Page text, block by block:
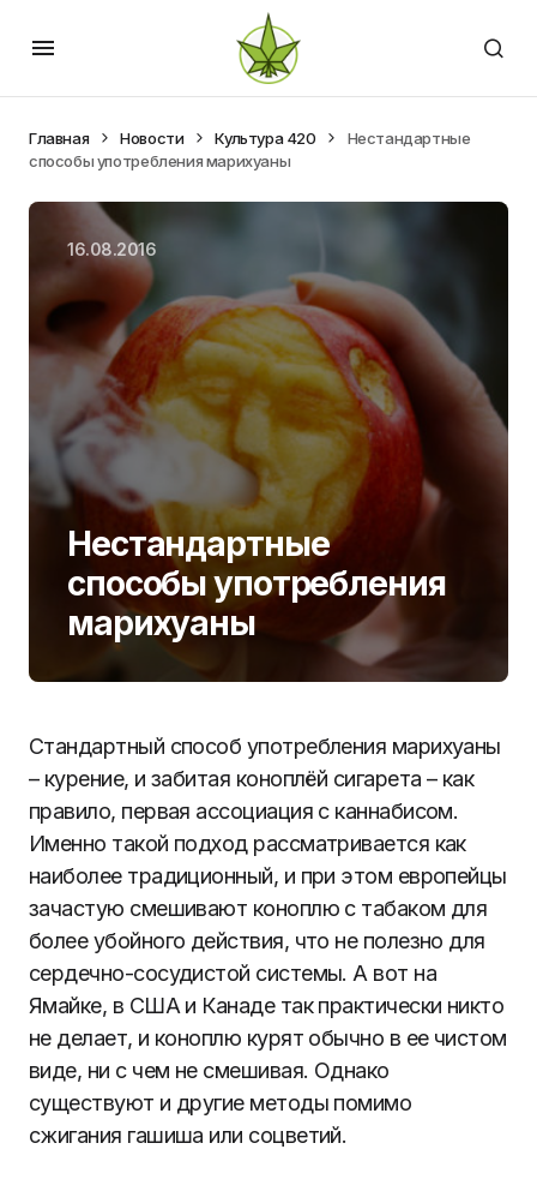
Главная Новости Культура 420
Нестандартные
способы употребления марихуаны
16.08.2016
Нестандартные
способы употребления
марихуаны
Стандартный способ употребления марихуаны
– курение, и забитая коноплёй сигарета – как
правило, первая ассоциация с каннабисом.
Именно такой подход рассматривается как
наиболее традиционный, и при этом европейцы
зачастую смешивают коноплю с табаком для
более убойного действия, что не полезно для
сердечно-сосудистой системы. А вот на
Ямайке, в США и Канаде так практически никто
не делает, и коноплю курят обычно в ее чистом
виде, ни с чем не смешивая. Однако
существуют и другие методы помимо
сжигания гашиша или соцветий.